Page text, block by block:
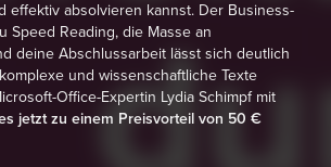
effektiv absolvieren kannst. Der Business-
Speed Reading, die Masse an
deine Abschlussarbeit lässt sich deutlich
und wissenschaftliche Texte
Office-Expertin Lydia Schimpf mit
jetzt zu einem Preisvorteil von 50 €